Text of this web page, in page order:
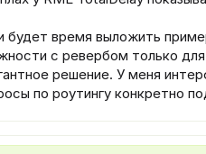
будет время выложить
с ревербом только
решение. У меня
по роутингу конкретно